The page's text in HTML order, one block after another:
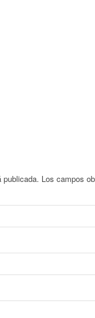
publicada. Los campos